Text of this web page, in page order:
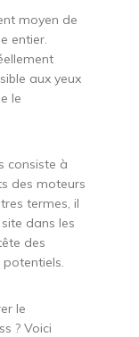
moyen de
entier.
aux yeux
le
consiste à
des moteurs
termes, il
dans les
des
le
? Voici